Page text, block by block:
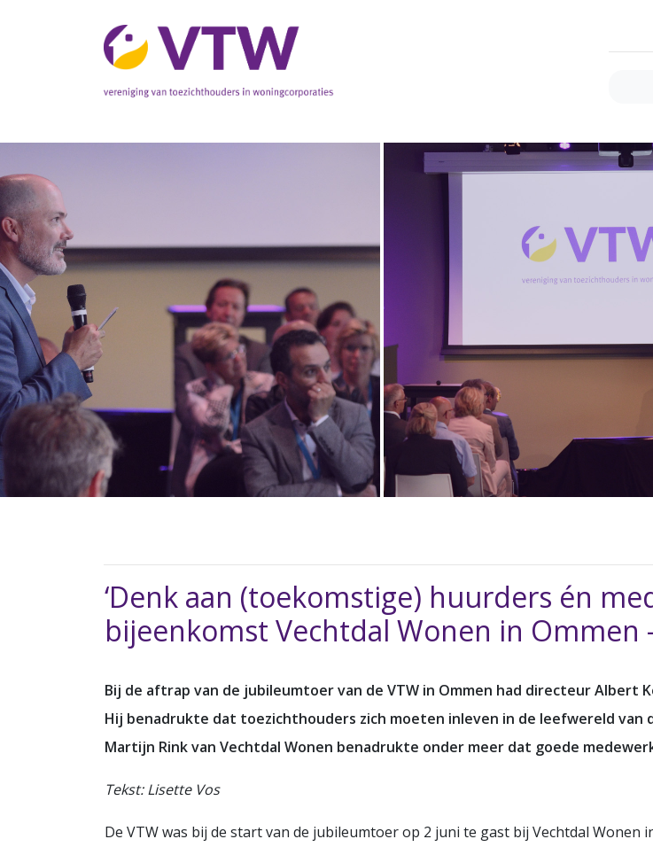
‘Denk aan (toekomstige) huurders én
bijeenkomst Vechtdal Wonen in Ommen
Bij de aftrap van de jubileumtoer van de VTW in Ommen had directeur
Hij benadrukte dat toezichthouders zich moeten inleven in de leefwereld
Martijn Rink van Vechtdal Wonen benadrukte onder meer dat goede
Tekst: Lisette Vos
De VTW was bij de start van de jubileumtoer op 2 juni te gast bij Vechtdal Wonen